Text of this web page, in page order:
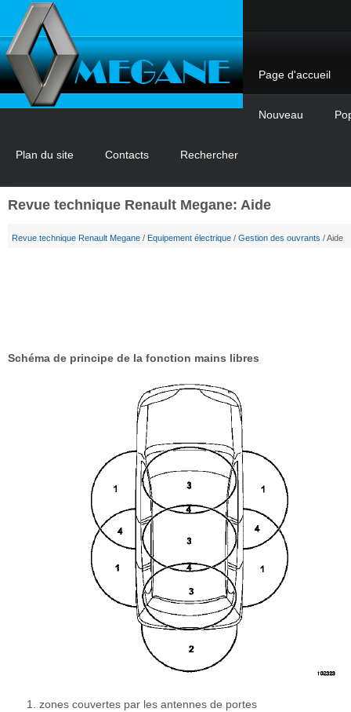
Page d'accueil
Nouveau
Plan du site Contacts Rechercher
Revue technique Renault Megane: Aide
Revue technique Renault Megane / Equipement électrique / Gestion des ouvrants / Aide
Schéma de principe de la fonction mains libres
zones couvertes par les antennes de portes